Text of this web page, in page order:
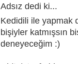
Adsız dedi ki...
Kedidili ile yapmak
bişiyler katmışsın
deneyeceğim :)